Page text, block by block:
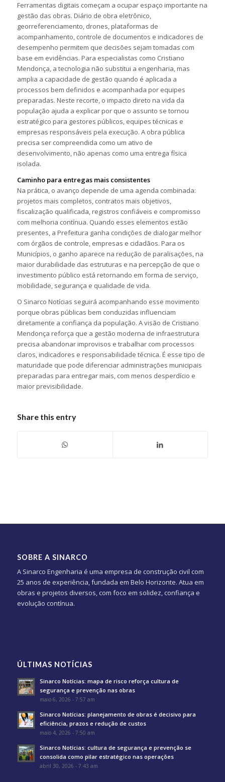
Ferramentas digitais começam a ocupar espaço importante na
gestão das obras. Diário de obra eletrônico,
georreferenciamento, drones, plataformas de
acompanhamento, controle de documentos e indicadores de
desempenho permitem que decisões sejam tomadas com
base em evidências. Para especialistas como Cristiano
Mendonça, a tecnologia não substitui a engenharia, mas
amplia a capacidade de gestão quando é aplicada a
processos bem definidos e acompanhada por equipes
preparadas. Neste recorte, o impacto direto na vida da
população ajuda a explicar por que o assunto se tornou
estratégico para gestores públicos, equipes técnicas e
empresas responsáveis pela execução. A obra pública
precisa ser compreendida como um ativo de
desenvolvimento, não apenas como uma entrega física
isolada.
Caminho para entregas mais consistentes
Na prática, o avanço depende de uma agenda combinada:
projetos mais completos, contratos mais objetivos,
fiscalização qualificada, registros confiáveis e compromisso
com melhoria contínua. Quando esses elementos estão
presentes, a Prefeitura ganha condições de dialogar melhor
com órgãos de controle, empresas e cidadãos. Para os
Municípios, o ganho aparece na redução de paralisações, na
maior durabilidade das estruturas e na percepção de que o
investimento público está retornando em forma de serviço,
mobilidade, segurança e qualidade de vida.
O Sinarco Notícias seguirá acompanhando esse movimento
porque obras públicas bem conduzidas influenciam
diretamente a confiança da população. A visão de Cristiano
Mendonça reforça que a gestão moderna de infraestrutura
precisa abandonar improvisos e trabalhar com processos
claros, indicadores e responsabilidade técnica. É esse tipo de
maturidade que pode diferenciar administrações municipais
preparadas para entregar mais, com menos desperdício e
maior previsibilidade.
Share this entry
SOBRE A SINARCO
A Sinarco Engenharia é uma empresa de construção civil com
25 anos de experiência, fundada em Belo Horizonte. Atua em
obras e projetos diversos, com foco em solidez, confiança e
evolução contínua.
ÚLTIMAS NOTÍCIAS
Sinarco Notícias: mapa de risco reforça cultura de
segurança e prevenção nas obras
maio 6, 2026 - 7:57 am
Sinarco Notícias: planejamento de obras é decisivo para
eficiência, prazos e redução de custos
maio 4, 2026 - 7:50 am
Sinarco Notícias: cultura de segurança e prevenção se
consolida como pilar estratégico nas operações
abril 30, 2026 - 7:43 am